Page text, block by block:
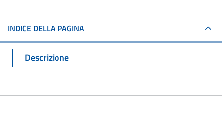
INDICE DELLA PAGINA
Descrizione